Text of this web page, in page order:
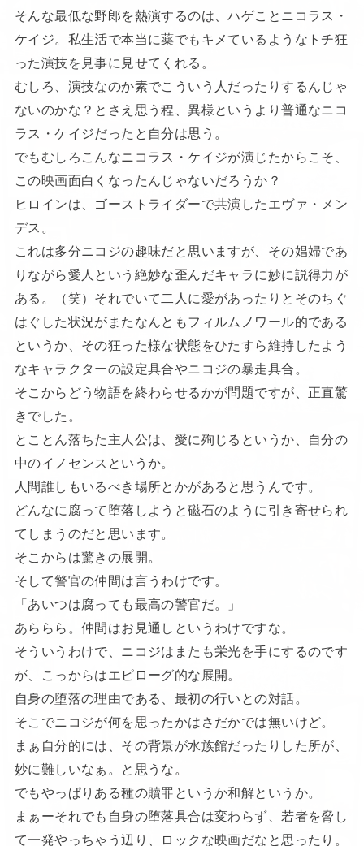
そんな最低な野郎を熱演するのは、ハゲことニコラス・
ケイジ。私生活で本当に薬でもキメているようなトチ狂
った演技を見事に見せてくれる。
むしろ、演技なのか素でこういう人だったりするんじゃ
ないのかな？とさえ思う程、異様というより普通なニコ
ラス・ケイジだったと自分は思う。
でもむしろこんなニコラス・ケイジが演じたからこそ、
この映画面白くなったんじゃないだろうか？
ヒロインは、ゴーストライダーで共演したエヴァ・メン
デス。
これは多分ニコジの趣味だと思いますが、その娼婦であ
りながら愛人という絶妙な歪んだキャラに妙に説得力が
ある。（笑）それでいて二人に愛があったりとそのちぐ
はぐした状況がまたなんともフィルムノワール的である
というか、その狂った様な状態をひたすら維持したよう
なキャラクターの設定具合やニコジの暴走具合。
そこからどう物語を終わらせるかが問題ですが、正直驚
きでした。
とことん落ちた主人公は、愛に殉じるというか、自分の
中のイノセンスというか。
人間誰しもいるべき場所とかがあると思うんです。
どんなに腐って堕落しようと磁石のように引き寄せられ
てしまうのだと思います。
そこからは驚きの展開。
そして警官の仲間は言うわけです。
「あいつは腐っても最高の警官だ。」
あららら。仲間はお見通しというわけですな。
そういうわけで、ニコジはまたも栄光を手にするのです
が、こっからはエピローグ的な展開。
自身の堕落の理由である、最初の行いとの対話。
そこでニコジが何を思ったかはさだかでは無いけど。
まぁ自分的には、その背景が水族館だったりした所が、
妙に難しいなぁ。と思うな。
でもやっぱりある種の贖罪というか和解というか。
まぁーそれでも自身の堕落具合は変わらず、若者を脅し
て一発やっちゃう辺り、ロックな映画だなと思ったり。